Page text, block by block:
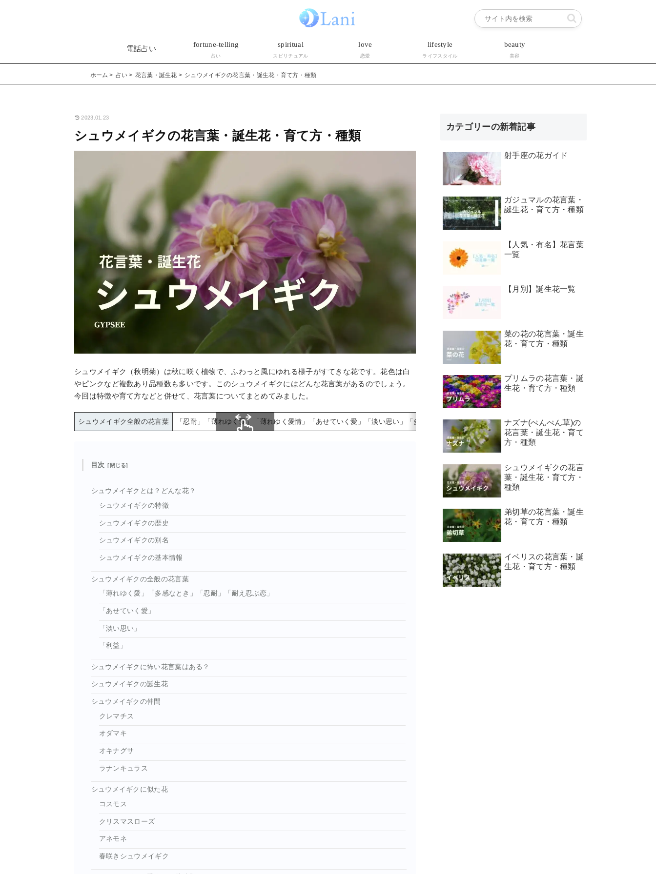
電話占い
fortune-telling
占い
spiritual
スピリチュアル
love
恋愛
lifestyle
ライフスタイル
beauty
美容
ホーム 占い 花言葉・誕生花 シュウメイギクの花言葉・誕生花・育て方・種類
2023.01.23
シュウメイギクの花言葉・誕生花・育て方・種類
シュウメイギク（秋明菊）は秋に咲く植物で、ふわっと風にゆれる様子がすてきな花です。花色は白
やピンクなど複数あり品種数も多いです。このシュウメイギクにはどんな花言葉があるのでしょう。
今回は特徴や育て方などと併せて、花言葉についてまとめてみました。
シュウメイギク全般の花言葉 「忍耐」「薄れゆく愛」「薄れゆく愛情」「あせていく愛」「淡い思い」「多感なとき」「耐え忍ぶ恋」「利益」
目次
シュウメイギクとは？どんな花？
シュウメイギクの特徴
シュウメイギクの歴史
シュウメイギクの別名
シュウメイギクの基本情報
シュウメイギクの全般の花言葉
「薄れゆく愛」「多感なとき」「忍耐」「耐え忍ぶ恋」
「あせていく愛」
「淡い思い」
「利益」
シュウメイギクに怖い花言葉はある？
シュウメイギクの誕生花
シュウメイギクの仲間
クレマチス
オダマキ
オキナグサ
ラナンキュラス
シュウメイギクに似た花
コスモス
クリスマスローズ
アネモネ
春咲きシュウメイギク
カテゴリーの新着記事
射手座の花ガイド
ガジュマルの花言葉・
誕生花・育て方・種類
【人気・有名】花言葉
一覧
【月別】誕生花一覧
菜の花の花言葉・誕生
花・育て方・種類
プリムラの花言葉・誕
生花・育て方・種類
ナズナ(ぺんぺん草)の
花言葉・誕生花・育て
方・種類
シュウメイギクの花言
葉・誕生花・育て方・
種類
弟切草の花言葉・誕生
花・育て方・種類
イベリスの花言葉・誕
生花・育て方・種類